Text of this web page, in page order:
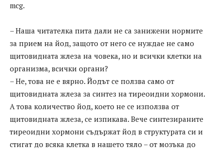
mcg.
– Наша читателка пита дали не са занижени нормите
за прием на йод, защото от него се нуждае не само
щитовидната жлеза на човека, но и всички клетки на
организма, всички органи?
– Не, това не е вярно. Йодът се ползва само от
щитовидната жлеза за синтез на тиреоидни хормони.
А това количество йод, което не се използва от
щитовидната жлеза, се изпикава. Вече синтезираните
тиреоидни хормони съдържат йод в структурата си и
стигат до всяка клетка в нашето тяло – от мозъка до